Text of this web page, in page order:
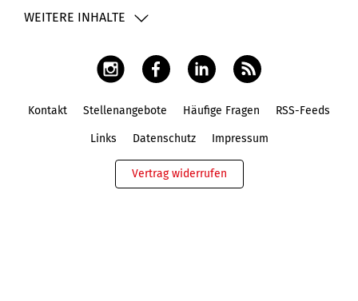
WEITERE INHALTE
Kontakt Stellenangebote Häufige Fragen RSS-Feeds
Links Datenschutz Impressum
Vertrag widerrufen